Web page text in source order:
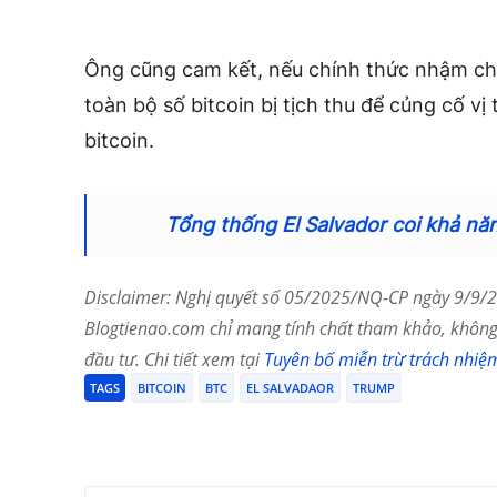
Ông cũng cam kết, nếu chính thức nhậm
toàn bộ số bitcoin bị tịch thu để củng cố vị
bitcoin.
Tổng thống El Salvador coi khả
Disclaimer: Nghị quyết số 05/2025/NQ-CP ngày 9/
Blogtienao.com chỉ mang tính chất tham khảo,
đầu tư. Chi tiết xem tạiTuyên bố miễn trừ trách
TAGS BITCOIN BTC EL SALVADAOR TRUMP